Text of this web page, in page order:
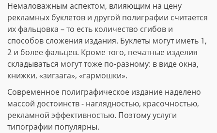
Немаловажным аспектом, влияющим на цену
рекламных буклетов и другой полиграфии считается
их фальцовка – то есть количество сгибов и
способов сложения издания. Буклеты могут иметь 1,
2 и более фальцев. Кроме того, печатные изделия
складываться могут тоже по-разному: в виде окна,
книжки, «зигзага», «гармошки».
Современное полиграфическое издание наделено
массой достоинств - наглядностью, красочностью,
рекламной эффективностью. Поэтому услуги
типографии популярны.